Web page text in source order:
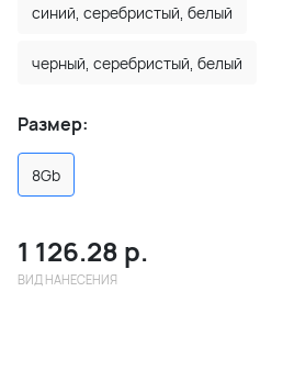
синий, серебристый, белый
черный, серебристый, белый
Размер:
8Gb
1 126.28 р.
ВИД НАНЕСЕНИЯ